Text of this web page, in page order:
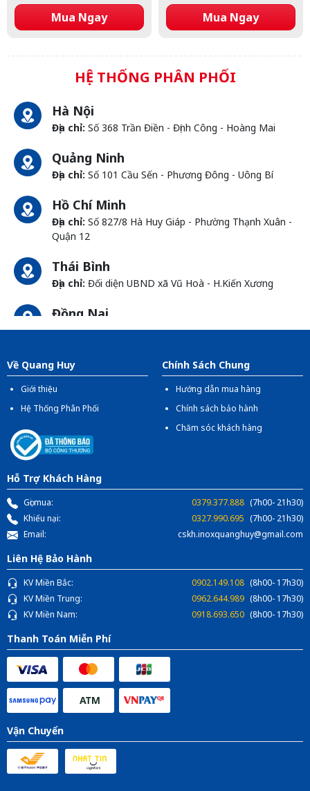
Mua Ngay Mua Ngay
HỆ THỐNG PHÂN PHỐI
Hà Nội
Địa chỉ: Số 368 Trần Điền - Định Công - Hoàng Mai
Quảng Ninh
Địa chỉ: Số 101 Cầu Sến - Phương Đông - Uông Bí
Hồ Chí Minh
Địa chỉ: Số 827/8 Hà Huy Giáp - Phường Thạnh Xuân -
Quận 12
Thái Bình
Địa chỉ: Đối diện UBND xã Vũ Hoà - H.Kiến Xương
Đồng Nai
Địa chỉ:1066- QL 51 Tổ 3 - Ấp Đồng - Phước Tân -
Về Quang Huy
Giới thiệu
Hệ Thống Phân Phối
Chính Sách Chung
Hướng dẫn mua hàng
Chính sách bảo hành
Chăm sóc khách hàng
Hỗ Trợ Khách Hàng
Gọi mua: 0379.377.888 (7h00- 21h30)
Khiếu nại:
0327.990.695 (7h00- 21h30)
Email:
cskh.inoxquanghuy@gmail.com
Liên Hệ Bảo Hành
KV Miền Bắc: 0902.149.108 (8h00- 17h30)
KV Miền Trung:
0962.644.989 (8h00- 17h30)
KV Miền Nam:
0918.693.650 (8h00- 17h30)
Thanh Toán Miễn Phí
Vận Chuyển